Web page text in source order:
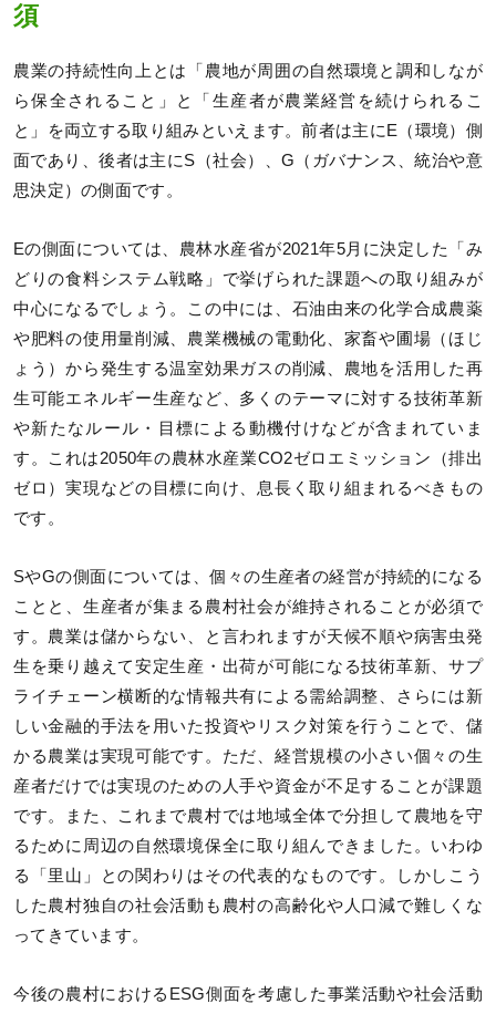
須
農業の持続性向上とは「農地が周囲の自然環境と調和しなが
ら保全されること」と「生産者が農業経営を続けられるこ
と」を両立する取り組みといえます。前者は主にE（環境）側
面であり、後者は主にS（社会）、G（ガバナンス、統治や意
思決定）の側面です。
Eの側面については、農林水産省が2021年5月に決定した「み
どりの食料システム戦略」で挙げられた課題への取り組みが
中心になるでしょう。この中には、石油由来の化学合成農薬
や肥料の使用量削減、農業機械の電動化、家畜や圃場（ほじ
ょう）から発生する温室効果ガスの削減、農地を活用した再
生可能エネルギー生産など、多くのテーマに対する技術革新
や新たなルール・目標による動機付けなどが含まれていま
す。これは2050年の農林水産業CO2ゼロエミッション（排出
ゼロ）実現などの目標に向け、息長く取り組まれるべきもの
です。
SやGの側面については、個々の生産者の経営が持続的になる
ことと、生産者が集まる農村社会が維持されることが必須で
す。農業は儲からない、と言われますが天候不順や病害虫発
生を乗り越えて安定生産・出荷が可能になる技術革新、サプ
ライチェーン横断的な情報共有による需給調整、さらには新
しい金融的手法を用いた投資やリスク対策を行うことで、儲
かる農業は実現可能です。ただ、経営規模の小さい個々の生
産者だけでは実現のための人手や資金が不足することが課題
です。また、これまで農村では地域全体で分担して農地を守
るために周辺の自然環境保全に取り組んできました。いわゆ
る「里山」との関わりはその代表的なものです。しかしこう
した農村独自の社会活動も農村の高齢化や人口減で難しくな
ってきています。
今後の農村におけるESG側面を考慮した事業活動や社会活動